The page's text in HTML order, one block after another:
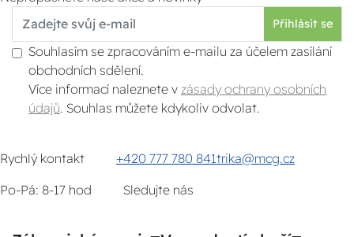
Přihlásit se
Souhlasím se zpracováním e-mailu za účelem zasílání
obchodních sdělení.
Více informací naleznete v zásady ochrany osobních
údajů . Souhlas můžete kdykoliv odvolat.
Rychlý kontakt +420 777 780 841trika@mcg.cz
Po-Pá: 8-17 hod
Sledujte nás